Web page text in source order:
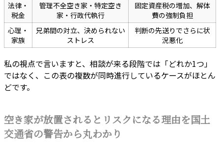
法律・
税金
管理不全空き家・特定空き
家・行政代執行
固定資産税の増加、解体
費の強制負担
心理・
家族
兄弟間の対立、決められない
ストレス
判断の先送りでさらに状
況悪化
私の視点で言いますと、相談が来る段階では「どれか1つ」
ではなく、この表の複数が同時進行しているケースがほとん
どです。
空き家が放置されるとリスクになる理由を国土
交通省の警告から丸わかり